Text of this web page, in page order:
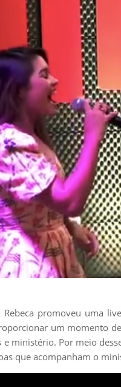
promoveu uma
um momento
e ministério. Por meio
que acompanham o